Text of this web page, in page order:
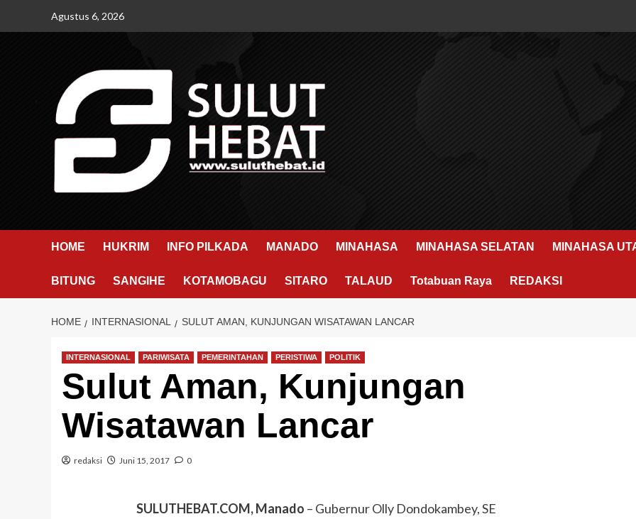
Agustus 6, 2026
HOME HUKRIM INFO PILKADA MANADO MINAHASA MINAHASA SELATAN MINAHASA
BITUNG SANGIHE KOTAMOBAGU SITARO TALAUD Totabuan Raya REDAKSI
HOME INTERNASIONAL SULUT AMAN, KUNJUNGAN WISATAWAN LANCAR
INTERNASIONAL PARIWISATA PEMERINTAHAN PERISTIWA POLITIK
Sulut Aman, Kunjungan
Wisatawan Lancar
redaksi Juni 15, 2017 0
SULUTHEBAT.COM, Manado – Gubernur Olly Dondokambey, SE